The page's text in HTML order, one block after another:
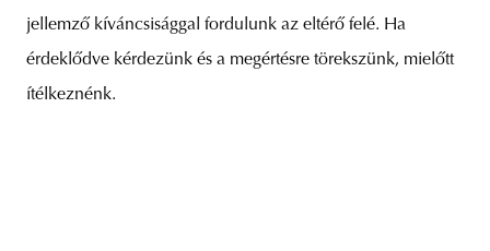
jellemző kíváncsisággal fordulunk az eltérő felé. Ha
érdeklődve kérdezünk és a megértésre törekszünk, mielőtt
ítélkeznénk.